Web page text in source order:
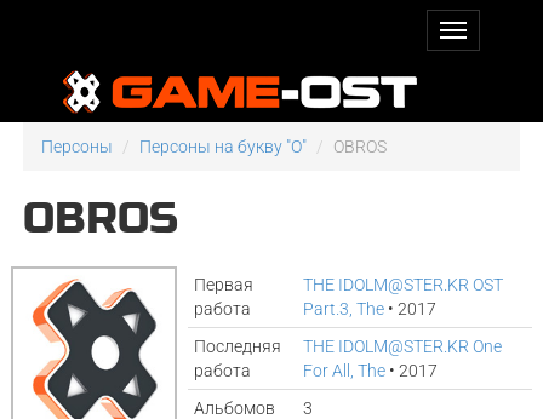
Персоны Персоны на букву "O" OBROS
OBROS
Первая
работа
THE IDOLM@STER.KR OST
Part.3, The • 2017
Последняя
работа
THE IDOLM@STER.KR One
For All, The • 2017
Альбомов
3